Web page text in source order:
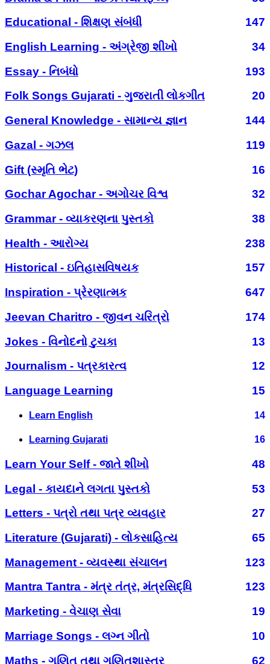
Educational - શિક્ષણ સંબંધી
147
English Learning - અંગ્રેજી શીખો
34
Essay - નિબંધો
193
Folk Songs Gujarati - ગુજરાતી લોકગીત
20
General Knowledge - સામાન્ય જ્ઞાન
144
Gazal - ગઝલ
119
Gift (સ્મૃતિ ભેટ)
16
Gochar Agochar - અગોચર વિશ્વ
32
Grammar - વ્યાકરણના પુસ્તકો
38
Health - આરોગ્ય
238
Historical - ઇતિહાસવિષયક
157
Inspiration - પ્રેરણાત્મક
647
Jeevan Charitro - જીવન ચરિત્રો
174
Jokes - વિનોદનો ટુચકા
13
Journalism - પત્રકારત્વ
12
Language Learning
15
Learn English 14
Learning Gujarati 16
Learn Your Self - જાતે શીખો
48
Legal - કાયદાને લગતા પુસ્તકો
53
Letters - પત્રો તથા પત્ર વ્યવહાર
27
Literature (Gujarati) - લોકસાહિત્ય
65
Management - વ્યવસ્થા સંચાલન
123
Mantra Tantra - મંત્ર તંત્ર, મંત્રસિદ્ધિ
123
Marketing - વેચાણ સેવા
19
Marriage Songs - લગ્ન ગીતો
10
Maths - ગણિત તથા ગણિતશાસ્ત્ર
62